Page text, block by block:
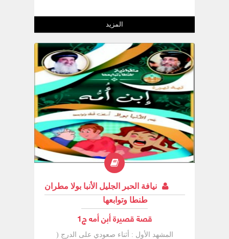
في منتصف الأربعين من العمر ) في حالة من
الإضطراب الشديد حيث أنهـا مقـبلة على قرار
صعب جداً عليها حيث أنها كانت ترفض مجرد
التفكير فيه على مدى سنوات كثيرة ، ولكنها
تريد أن تجد دعـمـا مـعنوياً
المزيد
نيافة الحبر الجليل الأنبا بولا مطران
طنطا وتوابعها
قصة قصيرة أبن أمه ج1
المشهد الأول : أثناء صعودي على الدرج (